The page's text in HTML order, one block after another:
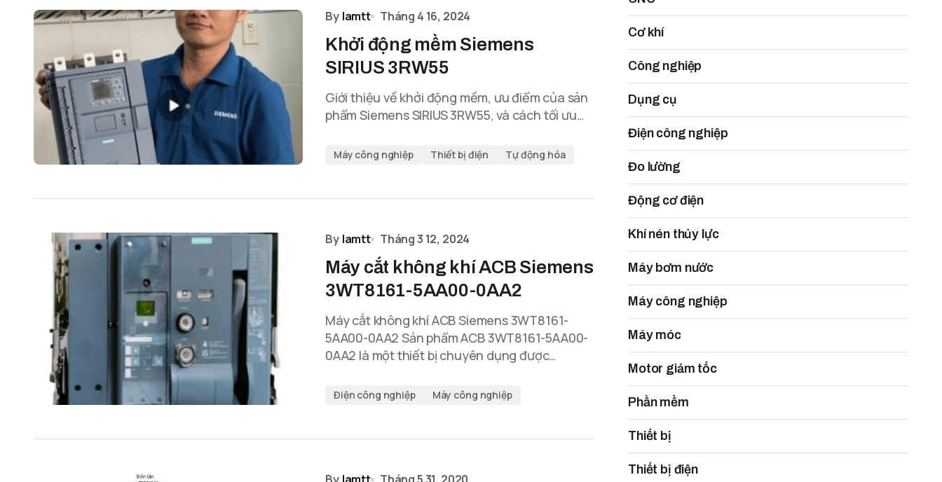
By lamtt Tháng 4 16, 2024
Khởi động mềm Siemens
SIRIUS 3RW55
Giới thiệu về khởi động mềm, ưu điểm của sản
phẩm Siemens SIRIUS 3RW55, và cách tối ưu…
Máy công nghiệp Thiết bị điện Tự động hóa
By lamtt Tháng 3 12, 2024
Máy cắt không khí ACB Siemens
3WT8161-5AA00-0AA2
Máy cắt không khí ACB Siemens 3WT8161-
5AA00-0AA2 Sản phẩm ACB 3WT8161-5AA00-
0AA2 là một thiết bị chuyên dụng được…
Điện công nghiệp Máy công nghiệp
Cơ khí
Công nghiệp
Dụng cụ
Điện công nghiệp
Đo lường
Động cơ điện
Khí nén thủy lực
Máy bơm nước
Máy công nghiệp
Máy móc
Motor giảm tốc
Phần mềm
Thiết bị
Thiết bị điện